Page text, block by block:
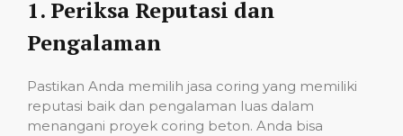
1. Periksa Reputasi dan
Pengalaman
Pastikan Anda memilih jasa coring yang memiliki
reputasi baik dan pengalaman luas dalam
menangani proyek coring beton. Anda bisa